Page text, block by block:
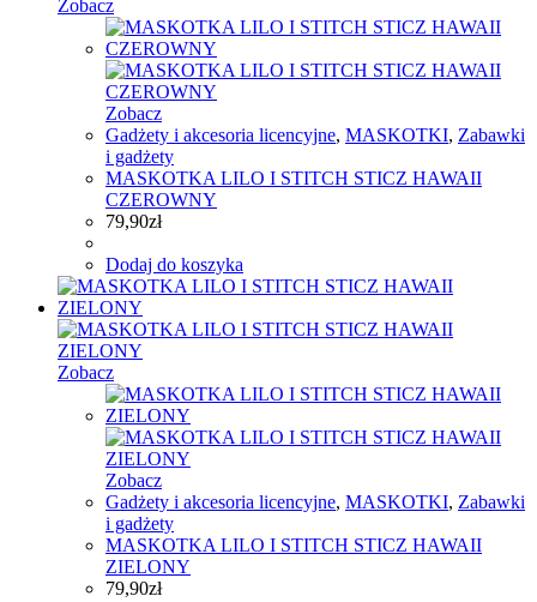
Zobacz
Zobacz
Gadżety i akcesoria licencyjne, MASKOTKI, Zabawki
i gadżety
MASKOTKA LILO I STITCH STICZ HAWAII
CZEROWNY
79,90zł
Dodaj do koszyka
Zobacz
Zobacz
Gadżety i akcesoria licencyjne, MASKOTKI, Zabawki
i gadżety
MASKOTKA LILO I STITCH STICZ HAWAII
ZIELONY
79,90zł